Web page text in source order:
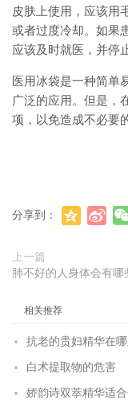
皮肤上使用，应该用
或者过度冷却。如果
应该及时就医，并停
医用冰袋是一种简单
广泛的应用。但是，
项，以免造成不必要
分享到：
上一篇
肺不好的人身体会有哪
相关推荐
抗老的贵妇精华在
白术提取物的危害
娇韵诗双萃精华适